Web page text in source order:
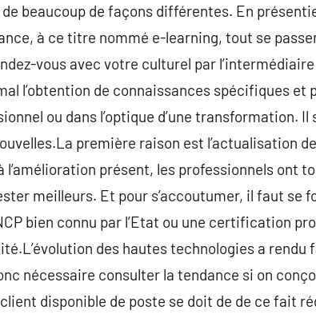
de beaucoup de façons différentes. En
à ce titre nommé e-learning, tout se
vous avec votre culturel par l’intermédiaire
l’obtention de connaissances spécifiques et
ou dans l’optique d’une transformation. Il
première raison est l’actualisation
l’amélioration présent, les professionnels ont
meilleurs. Et pour s’accoutumer, il faut se
bien connu par l’Etat ou une certification
des hautes technologies a
nécessaire consulter la tendance si on
disponible de poste se doit de de ce fait